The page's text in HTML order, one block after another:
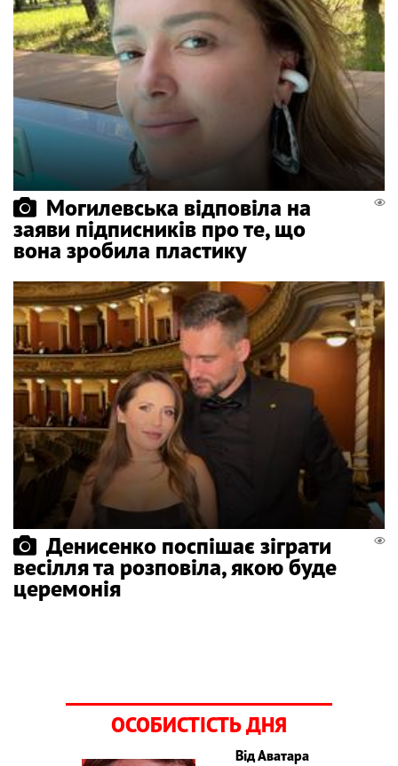
Могилевська відповіла на
заяви підписників про те, що
вона зробила пластику
Денисенко поспішає зіграти
весілля та розповіла, якою буде
церемонія
ОСОБИСТІСТЬ ДНЯ
Від Аватара